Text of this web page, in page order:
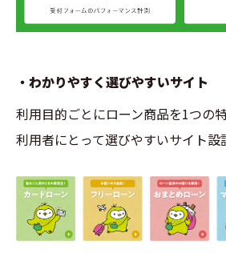
・わかりやすく選びやすいサイト
利用目的ごとにローン商品を1つの
利用者にとって選びやすいサイト設